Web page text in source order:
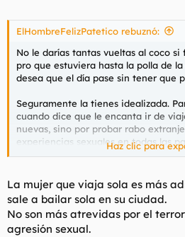
ElHombreFelizPatetico rebuznó:
No le darías tantas vueltas al coco
pro que estuviera hasta la polla de
desea que el día pase sin tener que
Seguramente la tienes idealizada.
cuando dice que le encanta ir de
nuevas, sino por probar rabo
experiencias sexuales en todas las
comentó que iba a Senegal a ver el
negros en la que era la única
Me lo he inventado todo, pero tiene
cierto de lo que crees.
Haz clic para
La mujer que viaja sola es más
sale a bailar sola en su ciudad.
No son más atrevidas por el
agresión sexual.